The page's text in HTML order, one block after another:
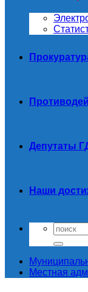
Депутаты
Наши
Местная